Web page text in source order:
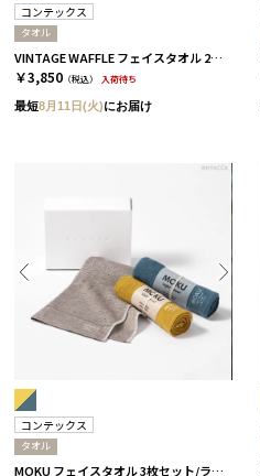
コンテックス
タオル
VINTAGE WAFFLE フェイスタオル 2枚セット［コンテックス］
￥3,850 （税込） 入荷待ち
最短8月11日(火)にお届け
コンテックス
タオル
MOKU フェイスタオル 3枚セット/ライト［コンテックス］